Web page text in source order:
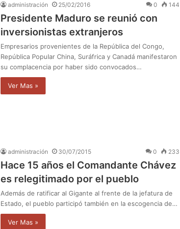
administración 25/02/2016 0 144
Presidente Maduro se reunió con
inversionistas extranjeros
Empresarios provenientes de la República del Congo,
República Popular China, Suráfrica y Canadá manifestaron
su complacencia por haber sido convocados…
Ver Mas »
administración 30/07/2015 0 233
Hace 15 años el Comandante Chávez
es relegitimado por el pueblo
Además de ratificar al Gigante al frente de la jefatura de
Estado, el pueblo participó también en la escogencia de…
Ver Mas »